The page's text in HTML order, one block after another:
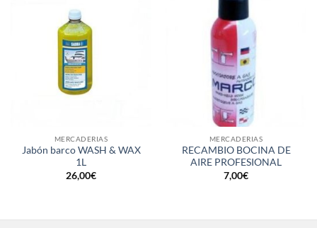
MERCADERIAS
Jabón barco WASH & WAX
1L
26,00€
MERCADERIAS
RECAMBIO BOCINA DE
AIRE PROFESIONAL
7,00€